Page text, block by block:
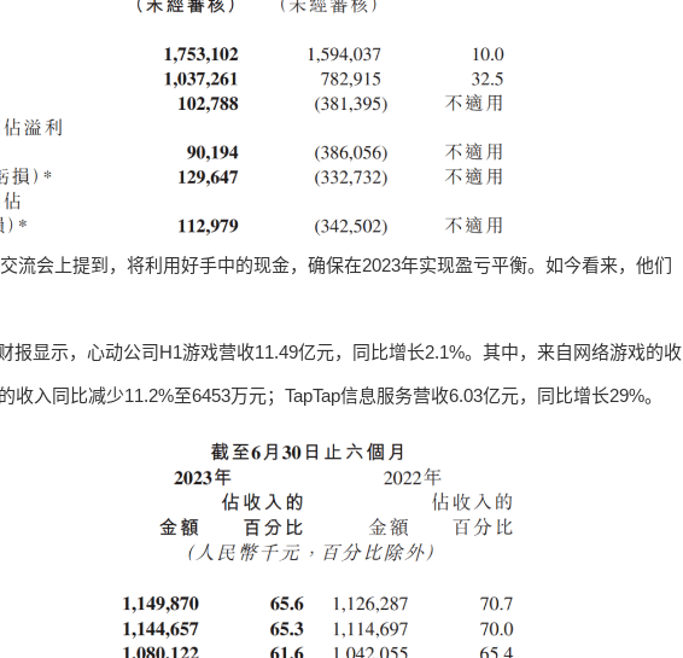
流会上提到，将利用好手中的现金，确保在2023年实现盈亏平衡。如今看来，他们
报显示，心动公司H1游戏营收11.49亿元，同比增长2.1%。其中，来自网络游戏的收
入同比减少11.2%至6453万元；TapTap信息服务营收6.03亿元，同比增长29%。